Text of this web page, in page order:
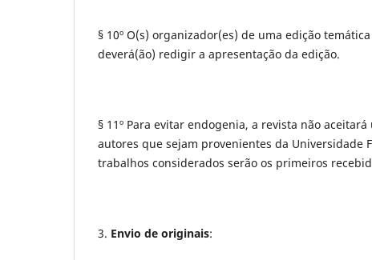
§ 10º O(s) organizador(es) de uma edição
deverá(ão) redigir a apresentação da edição.
§ 11º Para evitar endogenia, a revista não
autores que sejam provenientes da Universidade
trabalhos considerados serão os primeiros
3. Envio de originais: